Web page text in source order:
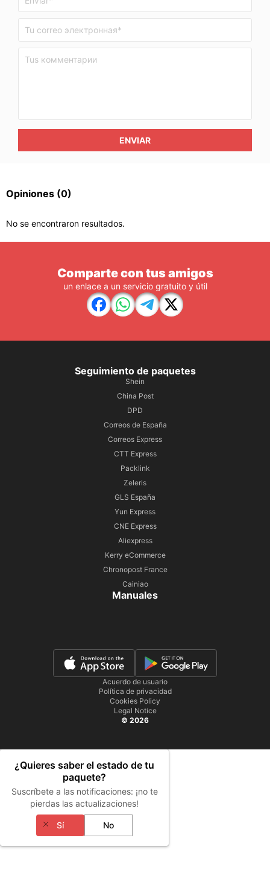
ENVIAR
Opiniones (0)
No se encontraron resultados.
Comparte con tus amigos
un enlace a un servicio gratuito y útil
Seguimiento de paquetes
Shein
China Post
DPD
Correos de España
Correos Express
CTT Express
Packlink
Zeleris
GLS España
Yun Express
CNE Express
Aliexpress
Kerry eCommerce
Chronopost France
Cainiao
Manuales
Acuerdo de usuario
Política de privacidad
Cookies Policy
Legal Notice
© 2026
¿Quieres saber el estado de tu
paquete?
Suscríbete a las notificaciones: ¡no te
pierdas las actualizaciones!
Sí No